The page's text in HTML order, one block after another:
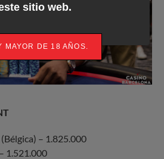
– 1.825.000
1.521.000
sitio web.
MAYOR DE 18 AÑOS.